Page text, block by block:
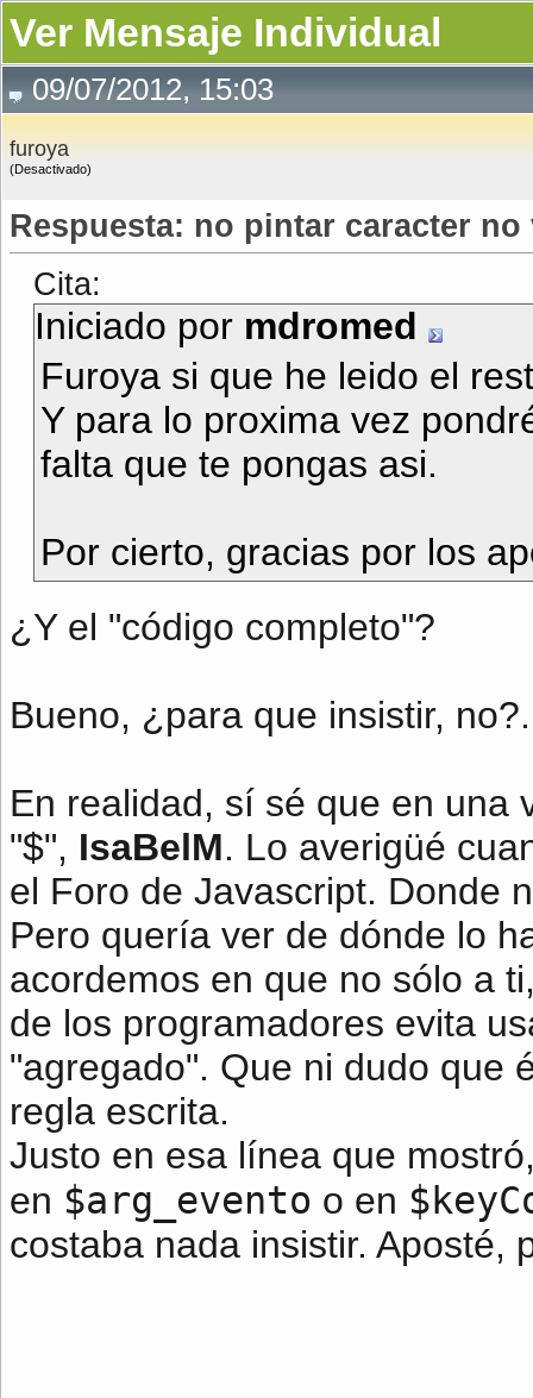
Ver Mensaje Individual
09/07/2012, 15:03
furoya
(Desactivado)
Respuesta: no pintar caracter
Cita:
Iniciado por mdromed
Furoya si que he leido el
Y para lo proxima vez
falta que te pongas asi.
Por cierto, gracias por los
¿Y el "código completo"?
Bueno, ¿para que insistir, no?.
En realidad, sí sé que en una
"$", IsaBelM. Lo averigüé
el Foro de Javascript. Donde
Pero quería ver de dónde lo
acordemos en que no sólo a
de los programadores evita
"agregado". Que ni dudo que
regla escrita.
Justo en esa línea que
en $arg_evento o en
costaba nada insistir. Aposté,